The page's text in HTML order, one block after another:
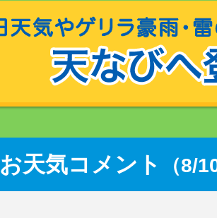
お天気コメント （8/